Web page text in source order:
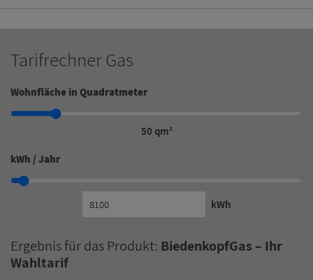
Tarifrechner Gas
Wohnfläche in Quadratmeter
50 qm²
kWh / Jahr
kWh
Ergebnis für das Produkt: BiedenkopfGas – Ihr
Wahltarif